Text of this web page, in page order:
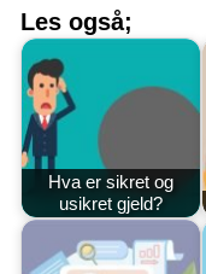
Les også;
Hva er sikret og
usikret gjeld?